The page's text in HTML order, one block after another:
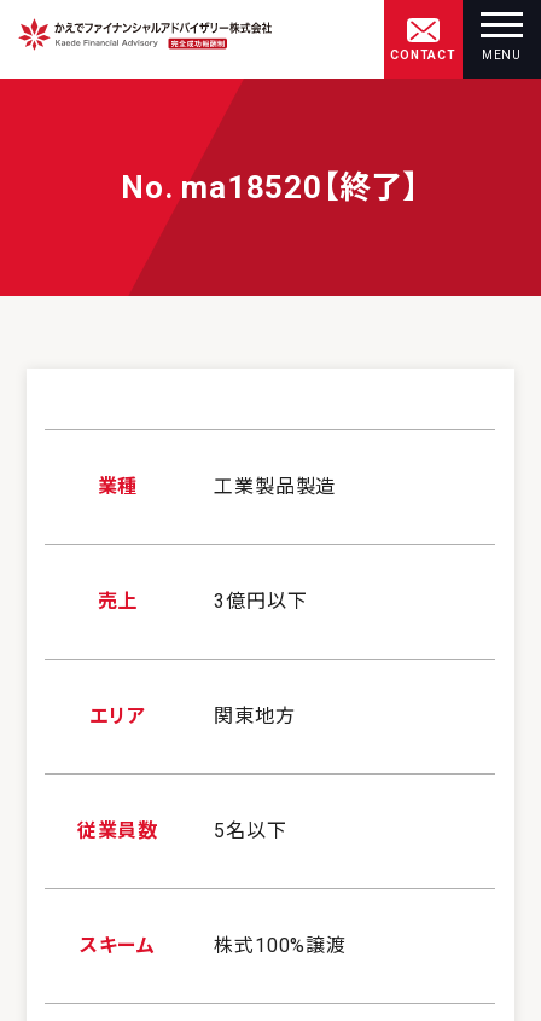
CONTACT MENU
No. ma18520【終了】
業種 工業製品製造
売上 3億円以下
エリア 関東地方
従業員数 5名以下
スキーム 株式100%譲渡